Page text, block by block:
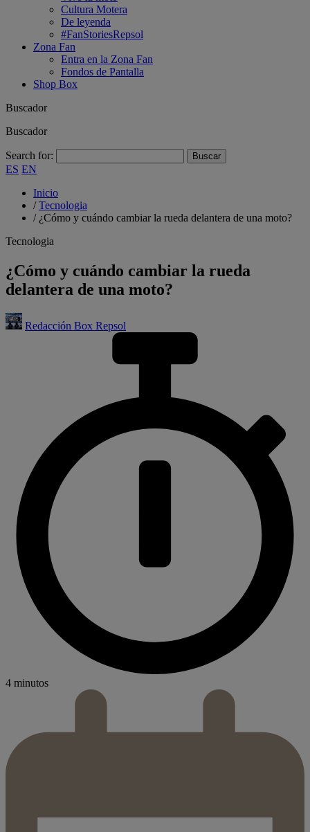
Cultura Motera
De leyenda
#FanStoriesRepsol
Zona Fan
Entra en la Zona Fan
Fondos de Pantalla
Shop Box
Buscador
Buscador
Search for:
ES EN
Inicio
/Tecnologia
/ ¿Cómo y cuándo cambiar la rueda delantera de una moto?
Tecnologia
¿Cómo y cuándo cambiar la rueda
delantera de una moto?
Redacción Box Repsol
4 minutos